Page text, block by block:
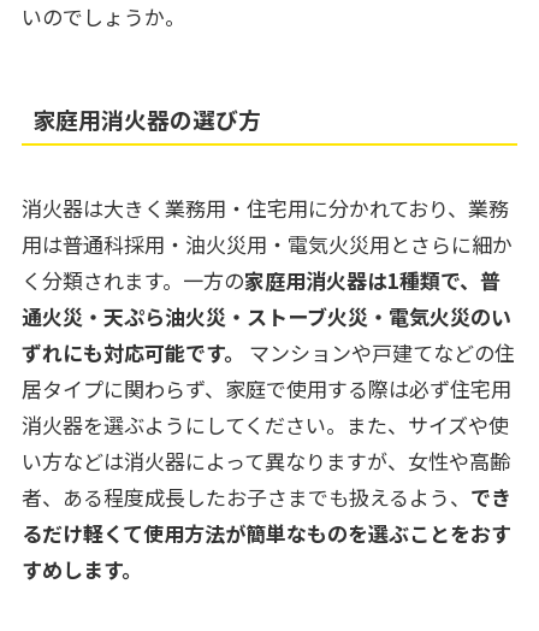
いのでしょうか。
家庭用消火器の選び方
消火器は大きく業務用・住宅用に分かれており、業務
用は普通科採用・油火災用・電気火災用とさらに細か
く分類されます。一方の家庭用消火器は1種類で、普
通火災・天ぷら油火災・ストーブ火災・電気火災のい
ずれにも対応可能です。 マンションや戸建てなどの住
居タイプに関わらず、家庭で使用する際は必ず住宅用
消火器を選ぶようにしてください。また、サイズや使
い方などは消火器によって異なりますが、女性や高齢
者、ある程度成長したお子さまでも扱えるよう、 でき
るだけ軽くて使用方法が簡単なものを選ぶことをおす
すめします。